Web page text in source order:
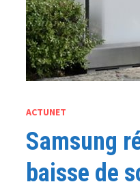
ACTUNET
Samsung
baisse de